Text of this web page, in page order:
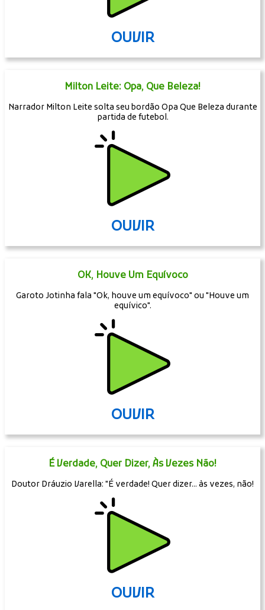
OUVIR
Milton Leite: Opa, Que Beleza!
Narrador Milton Leite solta seu bordão Opa Que Beleza durante
partida de futebol.
OUVIR
OK, Houve Um Equívoco
Garoto Jotinha fala "Ok, houve um equívoco" ou "Houve um
equívico".
OUVIR
É Verdade, Quer Dizer, Às Vezes Não!
Doutor Dráuzio Varella: "É verdade! Quer dizer... às vezes, não!
OUVIR